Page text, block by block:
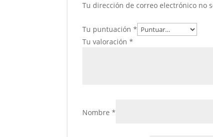
Tu dirección de correo electrónico no
Tu puntuación*
Tu valoración*
Nombre*